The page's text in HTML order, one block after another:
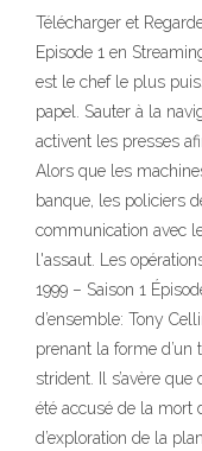
Télécharger et
Episode 1 en
est le chef le plus
papel. Sauter à la
activent les presses
Alors que les
banque, les policiers
communication avec
l'assaut. Les
1999 – Saison 1
d’ensemble: Tony
prenant la forme
strident. Il s’avère
été accusé de la mort
d’exploration de la